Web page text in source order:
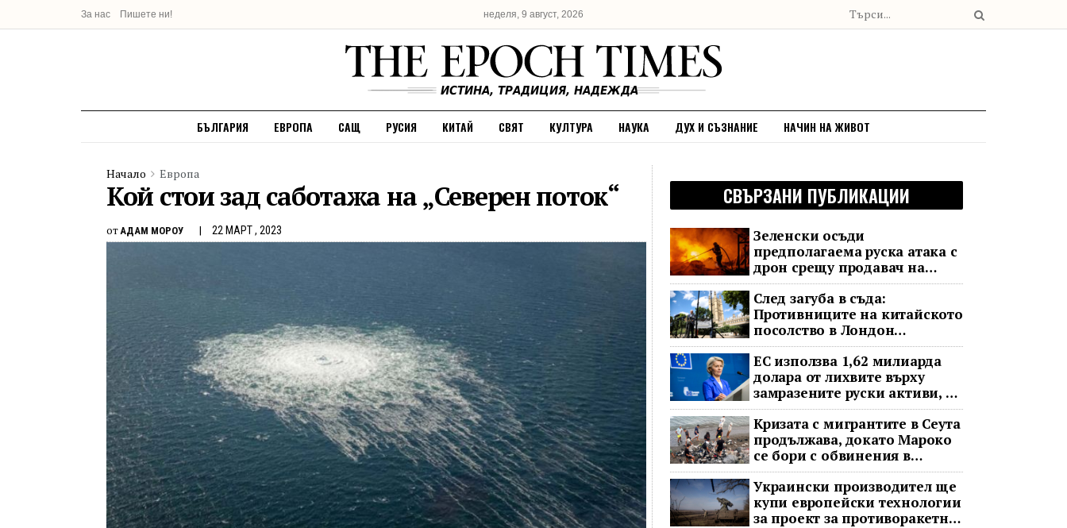
За нас Пишете ни! неделя, 9 август, 2026
БЪЛГАРИЯ ЕВРОПА САЩ РУСИЯ КИТАЙ СВЯТ КУЛТУРА НАУКА ДУХ И СЪЗНАНИЕ НАЧИН НА ЖИВОТ
Начало Европа
Кой стои зад саботажа на „Северен поток“
от АДАМ МОРОУ 22 МАРТ , 2023
СВЪРЗАНИ ПУБЛИКАЦИИ
Зеленски осъди
предполагаема руска атака с
дрон срещу продавач на
зеленчуци
След загуба в съда:
Противниците на китайското
посолство в Лондон
обжалват
ЕС използва 1,62 милиарда
долара от лихвите върху
замразените руски активи, за
да подкрепи Украйна
Кризата с мигрантите в Сеута
продължава, докато Мароко
се бори с обвинения в
чужбина и с гнева у дома
Украински производител ще
купи европейски технологии
за проект за противоракетна